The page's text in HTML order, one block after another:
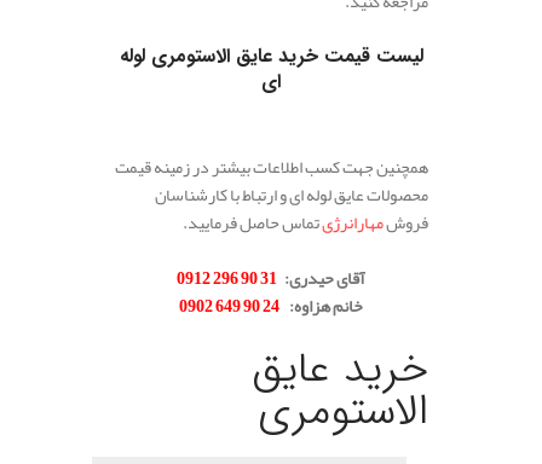
لیست قیمت خرید عایق الاستومری لوله
ای
همچنین جهت کسب اطلاعات بیشتر در زمینه قیمت
محصولات عایق لوله ای و ارتباط با کارشناسان
فروشمهارانرژیتماس حاصل فرمایید.
آقای حیدری: 31 90 296 0912
خانم هزاوه: 24 90 649 0902
خرید عایق
الاستومری